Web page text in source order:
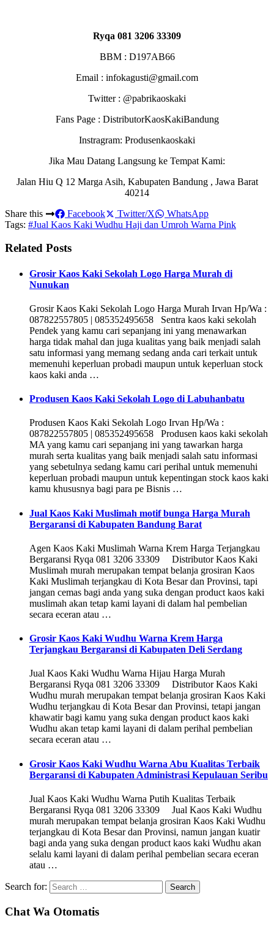
Ryqa 081 3206 33309
BBM : D197AB66
Email : infokagusti@gmail.com
Twitter : @pabrikaoskaki
Fans Page : DistributorKaosKakiBandung
Instragram: Produsenkaoskaki
Jika Mau Datang Langsung ke Tempat Kami:
Jalan Hiu Q 12 Marga Asih, Kabupaten Bandung , Jawa Barat
40214
Share this
Facebook Twitter/X
WhatsApp
Tags: #Jual Kaos Kaki Wudhu Haji dan Umroh Warna Pink
Related Posts
Grosir Kaos Kaki Sekolah Logo Harga Murah di
Nunukan
Grosir Kaos Kaki Sekolah Logo Harga Murah Irvan Hp/Wa :
087822557805 | 085352495658 Sentra kaos kaki sekolah
Pendek yang kamu cari sepanjang ini yang menawarkan
harga tidak mahal dan juga kualitas yang baik menjadi salah
satu informasi yang memang sedang anda cari terkait untuk
memenuhi keperluan probadi maupun untuk keperluan stock
kaos kaki anda …
Produsen Kaos Kaki Sekolah Logo di Labuhanbatu
Produsen Kaos Kaki Sekolah Logo Irvan Hp/Wa :
087822557805 | 085352495658 Produsen kaos kaki sekolah
MA yang kamu cari sepanjang ini yang tawarkan harga
murah serta kualitas yang baik menjadi salah satu informasi
yang sebetulnya sedang kamu cari perihal untuk memenuhi
keperluan probadi maupun untuk kepentingan stock kaos kaki
kamu khususnya bagi para pe Bisnis …
Jual Kaos Kaki Muslimah motif bunga Harga Murah
Bergaransi di Kabupaten Bandung Barat
Agen Kaos Kaki Muslimah Warna Krem Harga Terjangkau
Bergaransi Ryqa 081 3206 33309 Distributor Kaos Kaki
Muslimah murah merupakan tempat belanja grosiran Kaos
Kaki Muslimah terjangkau di Kota Besar dan Provinsi, tapi
jangan cemas bagi anda yang suka dengan product kaos kaki
muslimah akan tetap kami layani di dalam hal pembelian
secara eceran atau …
Grosir Kaos Kaki Wudhu Warna Krem Harga
Terjangkau Bergaransi di Kabupaten Deli Serdang
Jual Kaos Kaki Wudhu Warna Hijau Harga Murah
Bergaransi Ryqa 081 3206 33309 Distributor Kaos Kaki
Wudhu murah merupakan tempat belanja grosiran Kaos Kaki
Wudhu terjangkau di Kota Besar dan Provinsi, tetapi jangan
khawatir bagi kamu yang suka dengan product kaos kaki
Wudhu akan tetap kami layani di dalam perihal pembelian
secara eceran atau …
Grosir Kaos Kaki Wudhu Warna Abu Kualitas Terbaik
Bergaransi di Kabupaten Administrasi Kepulauan Seribu
Jual Kaos Kaki Wudhu Warna Putih Kualitas Terbaik
Bergaransi Ryqa 081 3206 33309 Jual Kaos Kaki Wudhu
murah merupakan tempat belanja grosiran Kaos Kaki Wudhu
terjangkau di Kota Besar dan Provinsi, namun jangan kuatir
bagi anda yang suka dengan product kaos kaki Wudhu akan
selalu kami layani di dalam perihal pembelian secara eceran
atau …
Search for:
Chat Wa Otomatis